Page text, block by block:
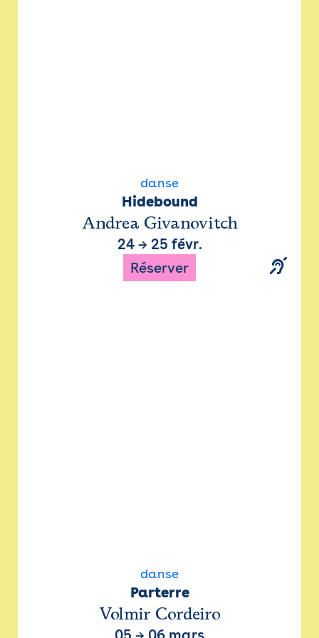
danse
Hidebound
Andrea Givanovitch
24→ 25 févr.
Réserver
danse
Parterre
Volmir Cordeiro